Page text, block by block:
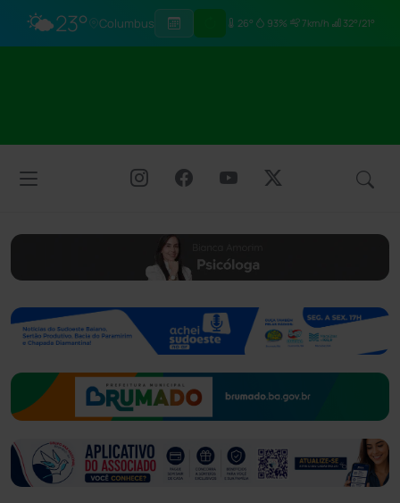
🌤️23° Columbus 26° 93% 7km/h 32°/21°